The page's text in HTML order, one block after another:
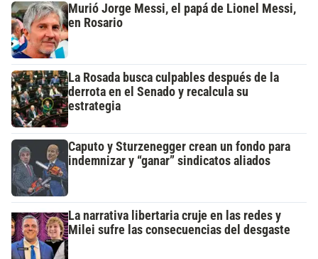
Murió Jorge Messi, el papá de Lionel Messi,
en Rosario
La Rosada busca culpables después de la
derrota en el Senado y recalcula su
estrategia
Caputo y Sturzenegger crean un fondo para
indemnizar y “ganar” sindicatos aliados
La narrativa libertaria cruje en las redes y
Milei sufre las consecuencias del desgaste